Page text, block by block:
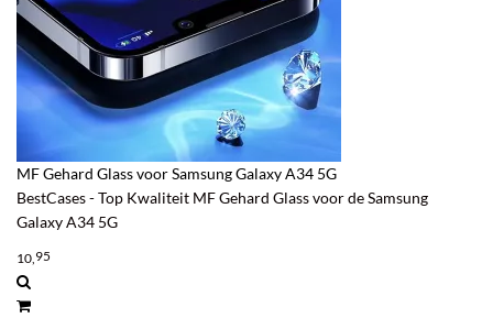
MF Gehard Glass voor Samsung Galaxy A34 5G
BestCases - Top Kwaliteit MF Gehard Glass voor de Samsung
Galaxy A34 5G
10,95